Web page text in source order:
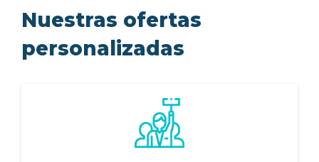
SU ESPACIO
Nuestras ofertas
personalizadas